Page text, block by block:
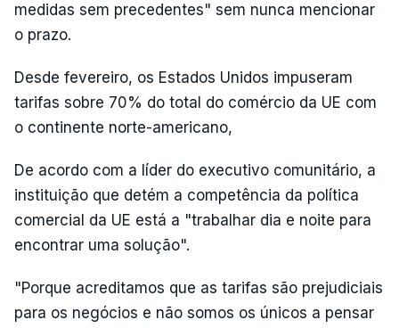
medidas sem precedentes" sem nunca mencionar
o prazo.
Desde fevereiro, os Estados Unidos impuseram
tarifas sobre 70% do total do comércio da UE com
o continente norte-americano,
De acordo com a líder do executivo comunitário, a
instituição que detém a competência da política
comercial da UE está a "trabalhar dia e noite para
encontrar uma solução".
"Porque acreditamos que as tarifas são prejudiciais
para os negócios e não somos os únicos a pensar